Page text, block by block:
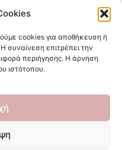
cookies για αποθήκευση ή
επιτρέπει την
περιήγησης. Η άρνηση
ιστότοπου.
μαζί μας